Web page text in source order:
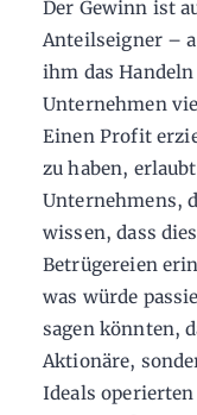
Der Gewinn ist
Anteilseigner –
ihm das
Unternehmen
Einen Profit
zu haben,
Unternehmens,
wissen, dass
Betrügereien
was würde
sagen könnten,
Aktionäre,
Ideals